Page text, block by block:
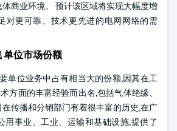
商业环境。 预计该区域将实现大幅度增
对更可靠、技术更先进的电网网络的需
单位市场份额
单位业务中占有相当大的份额,因其在工
方面的丰富经验而出名,包括气体绝缘、
传播和分销部门有着很丰富的历史,在广
用事业、工业、运输和基础设施,提供了